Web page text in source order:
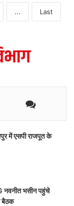
... Last
में एसपी राजपूत के
भसीन पहुंचे
बैठक